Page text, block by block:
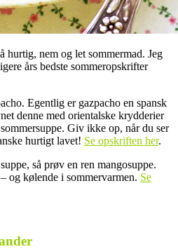
hurtig, nem og let sommermad. Jeg
års bedste sommeropskrifter
Egentlig er gazpacho en spansk
denne med orientalske krydderier
Giv ikke op, når du ser
hurtigt lavet! Se opskriften her.
så prøv en ren mangosuppe.
og kølende i sommervarmen. Se